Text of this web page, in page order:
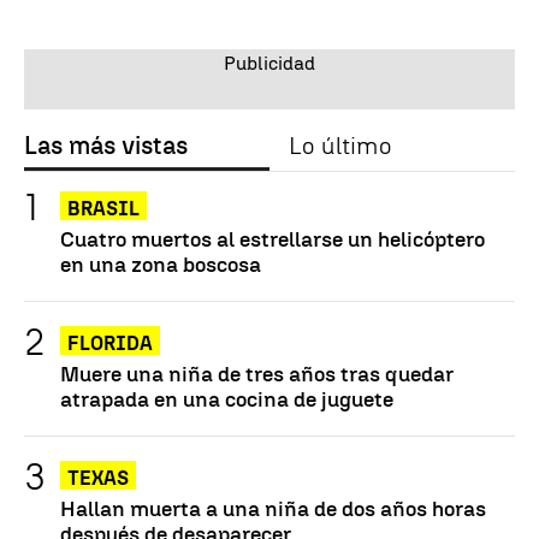
Las más vistas Lo último
BRASIL
Cuatro muertos al estrellarse un helicóptero
en una zona boscosa
FLORIDA
Muere una niña de tres años tras quedar
atrapada en una cocina de juguete
TEXAS
Hallan muerta a una niña de dos años horas